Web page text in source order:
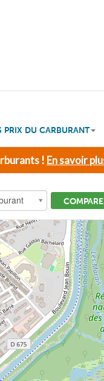
PRIX DU CARBURANT
! En savoir